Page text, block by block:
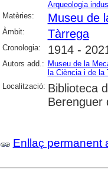
Arqueologia
Matèries:
Museu de
Àmbit: Tàrrega
Cronologia: 1914 -
Autors add.: Museu de la
la Ciència i de la
Localització: Biblioteca
Berenguer
Enllaç permanent